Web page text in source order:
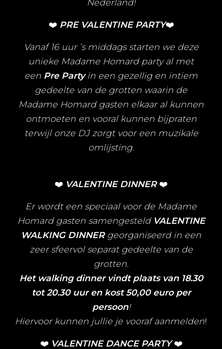
Nederland!
❤️PRE VALENTINE PARTY❤️
Vanaf 16 uur ’s middags starten we deze
unieke Madame Homard party al met
een Pre Partyin een gezellig en intiem
gedeelte van de grotten waarin de
Madame Homard gasten elkaar al kunnen
ontmoeten en vooral kunnen bijpraten
terwijl onze DJ zorgt voor een muzikale
omlijsting.
❤️ VALENTINE DINNER❤️
Er wordt een speciaal voor de Madame
Homard gasten samengesteld VALENTINE
WALKING DINNERgeorganiseerd in een
zeer sfeervol separat gedeelte van de
grotten.
Het walking dinner vindt plaats van 18.30
tot 20.30 uur en kost 50,00 euro per
persoon!
Hiervoor kunnen jullie je vooraf aanmelden!
❤️VALENTINE DANCE PARTY❤️